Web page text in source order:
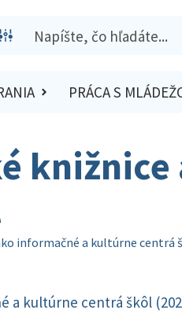
PRÁCA S
knižnice
informačné a kultúrne centrá
a kultúrne centrá škôl